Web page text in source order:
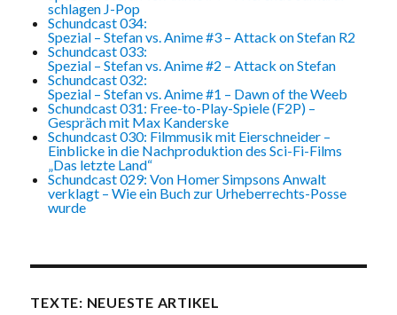
(Die
Frau)
schlagen J-Pop
Schundcast 034:
Spezial – Stefan vs. Anime #3 – Attack on Stefan R2
Schundcast 033:
Spezial – Stefan vs. Anime #2 – Attack on Stefan
Schundcast 032:
Spezial – Stefan vs. Anime #1 – Dawn of the Weeb
Schundcast 031: Free-to-Play-Spiele (F2P) –
Gespräch mit Max Kanderske
Schundcast 030: Filmmusik mit Eierschneider –
Einblicke in die Nachproduktion des Sci-Fi-Films
„Das letzte Land“
Schundcast 029: Von Homer Simpsons Anwalt
verklagt – Wie ein Buch zur Urheberrechts-Posse
wurde
TEXTE: NEUESTE ARTIKEL